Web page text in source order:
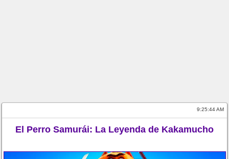
9:25:44 AM
El Perro Samurái: La Leyenda de Kakamucho